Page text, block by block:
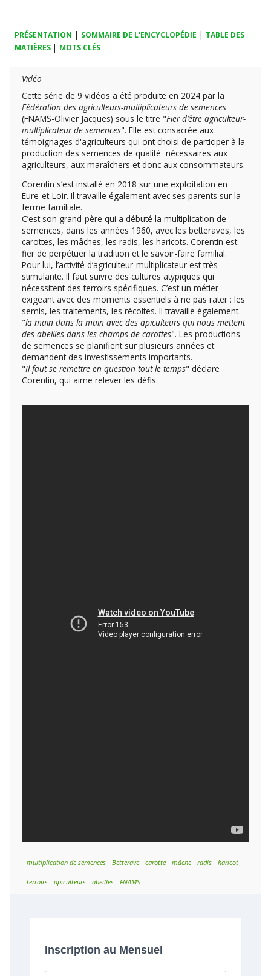
PRÉSENTATION | SOMMAIRE DE L'ENCYCLOPÉDIE | TABLE DES
MATIÈRES | MOTS CLÉS
Vidéo
Cette série de 9 vidéos a été produite en 2024 par la
Fédération des agriculteurs-multiplicateurs de semences
(FNAMS-Olivier Jacques) sous le titre "Fier d’être agriculteur-
multiplicateur de semences". Elle est consacrée aux
témoignages d'agriculteurs qui ont choisi de participer à la
production des semences de qualité nécessaires aux
agriculteurs, aux maraîchers et donc aux consommateurs.
Corentin s’est installé en 2018 sur une exploitation en
Eure-et-Loir. Il travaille également avec ses parents sur la
ferme familiale.
C’est son grand-père qui a débuté la multiplication de
semences, dans les années 1960, avec les betteraves, les
carottes, les mâches, les radis, les haricots. Corentin est
fier de perpétuer la tradition et le savoir-faire familial.
Pour lui, l’activité d’agriculteur-multiplicateur est très
stimulante. Il faut suivre des cultures atypiques qui
nécessitent des terroirs spécifiques. C’est un métier
exigeant avec des moments essentiels à ne pas rater : les
semis, les traitements, les récoltes. Il travaille également
"la main dans la main avec des apiculteurs qui nous mettent
des abeilles dans les champs de carottes". Les productions
de semences se planifient sur plusieurs années et
demandent des investissements importants.
"Il faut se remettre en question tout le temps" déclare
Corentin, qui aime relever les défis.
multiplication de semences Betterave carotte mâche radis haricot
terroirs apiculteurs abeilles FNAMS